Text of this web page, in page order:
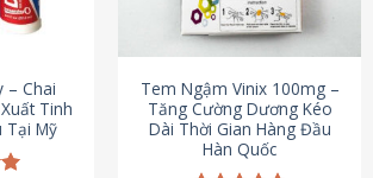
– Chai
Tinh
Tại Mỹ
Tem Ngậm Vinix 100mg –
Tăng Cường Dương Kéo
Dài Thời Gian Hàng Đầu
Hàn Quốc